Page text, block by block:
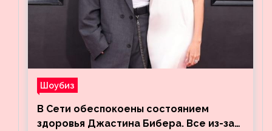
Шоубиз
В Сети обеспокоены состоянием
здоровья Джастина Бибера. Все из-за